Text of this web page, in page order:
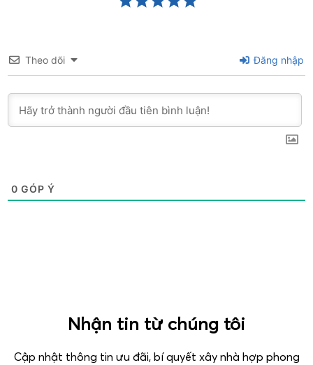
Theo dõi Đăng nhập
0 GÓP Ý
Nhận tin từ chúng tôi
Cập nhật thông tin ưu đãi, bí quyết xây nhà hợp phong